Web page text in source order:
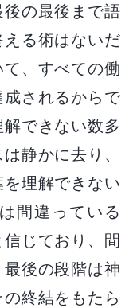
の最後まで語
る術はないだ
、すべての働
されるからで
できない数多
静かに去り、
理解できない
間違っている
じており、間
後の段階は神
終結をもたら